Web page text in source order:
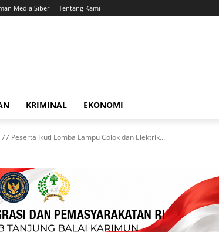
Media Siber Tentang Kami
KRIMINAL EKONOMI
Peserta Ikuti Lomba Lampu Colok dan Elektrik...